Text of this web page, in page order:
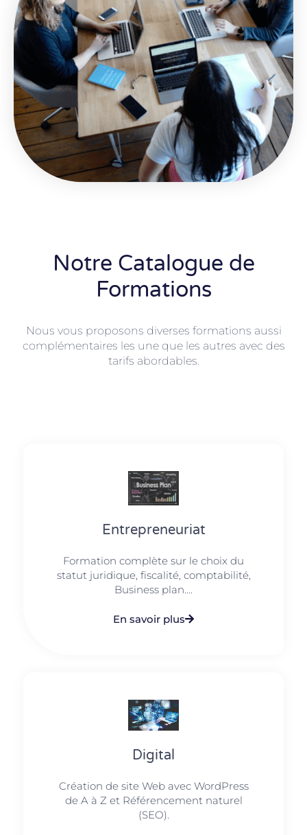
Notre Catalogue de
Formations
Nous vous proposons diverses formations aussi
complémentaires les une que les autres avec des
tarifs abordables.
Entrepreneuriat
Formation complète sur le choix du
statut juridique, fiscalité, comptabilité,
Business plan....
En savoir plus
Digital
Création de site Web avec WordPress
de A à Z et Référencement naturel
(SEO).